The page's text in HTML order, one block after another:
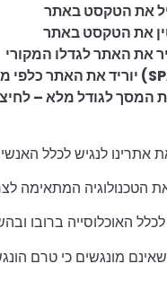
את הטקסט באתר
את הטקסט באתר
את האתר לגדלו המקורי
) יוריד את האתר כלפי
המסך לגודל מלא –
אתרינו לנגיש לכלל
הטכנולוגיה המתאימה
האוכלוסייה ברובו
שאינם מונגשים כי טרם